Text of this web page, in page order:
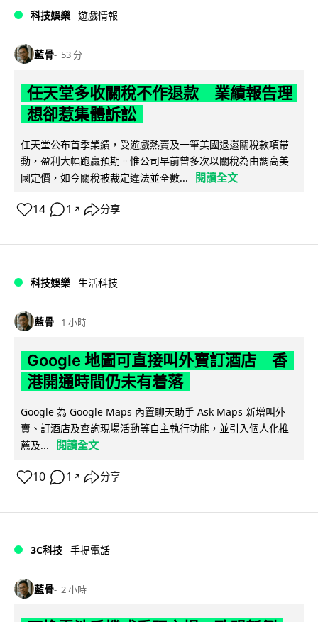
科技娛樂 遊戲情報
藍骨 53 分
任天堂多收關稅不作退款 業績報告理
想卻惹集體訴訟
任天堂公布首季業績，受遊戲熱賣及一筆美國退還關稅款項帶
動，盈利大幅跑贏預期。惟公司早前曾多次以關稅為由調高美
國定價，如今關稅被裁定違法並全數...
閱讀全文
14 1 ↗ 分享
科技娛樂 生活科技
藍骨 1 小時
Google 地圖可直接叫外賣訂酒店 香
港開通時間仍未有着落
Google 為 Google Maps 內置聊天助手 Ask Maps 新增叫外
賣、訂酒店及查詢現場活動等自主執行功能，並引入個人化推
薦及...
閱讀全文
10 1 ↗ 分享
3C科技 手提電話
藍骨 2 小時